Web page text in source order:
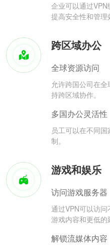
企业可以通过VPN
提高安全性和管理
跨区域办公
全球资源访问
允许跨国公司在
持跨区域协作。
多国办公灵活性
员工可以在不同
制。
游戏和娱乐
访问游戏服务器
通过VPN可以访
游戏内容和更低的
解锁流媒体内容